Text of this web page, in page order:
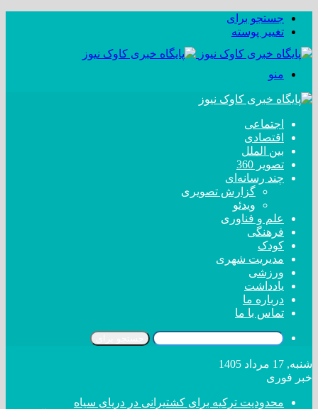
جستجو برای
تغییر پوسته
منو
اجتماعی
اقتصادی
بین الملل
تصویر 360
چند رسانه‌ای
گزارش تصویری
ویدئو
علم و فناوری
فرهنگی
کودک
مدیریت شهری
ورزشی
یادداشت
درباره ما
تماس با ما
شنبه, 17 مرداد 1405
خبر فوری
محدودیت ترکیه برای کشتیرانی در دریای سیاه